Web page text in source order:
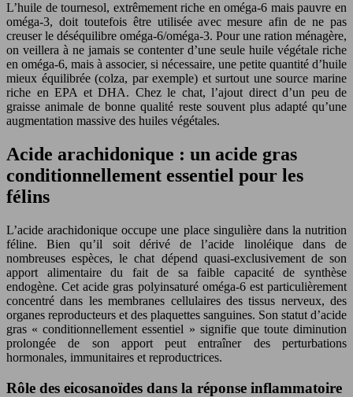
L’huile de tournesol, extrêmement riche en oméga-6 mais pauvre en
oméga-3, doit toutefois être utilisée avec mesure afin de ne pas
creuser le déséquilibre oméga-6/oméga-3. Pour une ration ménagère,
on veillera à ne jamais se contenter d’une seule huile végétale riche
en oméga-6, mais à associer, si nécessaire, une petite quantité d’huile
mieux équilibrée (colza, par exemple) et surtout une source marine
riche en EPA et DHA. Chez le chat, l’ajout direct d’un peu de
graisse animale de bonne qualité reste souvent plus adapté qu’une
augmentation massive des huiles végétales.
Acide arachidonique : un acide gras
conditionnellement essentiel pour les
félins
L’acide arachidonique occupe une place singulière dans la nutrition
féline. Bien qu’il soit dérivé de l’acide linoléique dans de
nombreuses espèces, le chat dépend quasi-exclusivement de son
apport alimentaire du fait de sa faible capacité de synthèse
endogène. Cet acide gras polyinsaturé oméga-6 est particulièrement
concentré dans les membranes cellulaires des tissus nerveux, des
organes reproducteurs et des plaquettes sanguines. Son statut d’acide
gras « conditionnellement essentiel » signifie que toute diminution
prolongée de son apport peut entraîner des perturbations
hormonales, immunitaires et reproductrices.
Rôle des eicosanoïdes dans la réponse inflammatoire